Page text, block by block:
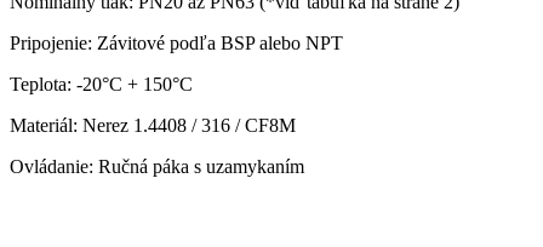
Pripojenie: Závitové podľa BSP alebo NPT
Teplota: -20°C + 150°C
Materiál: Nerez 1.4408 / 316 / CF8M
Ovládanie: Ručná páka s uzamykaním